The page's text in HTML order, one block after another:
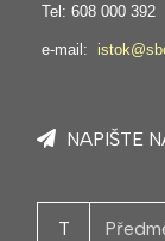
Tel: 608 000 392
e-mail:
NAPIŠTE
T